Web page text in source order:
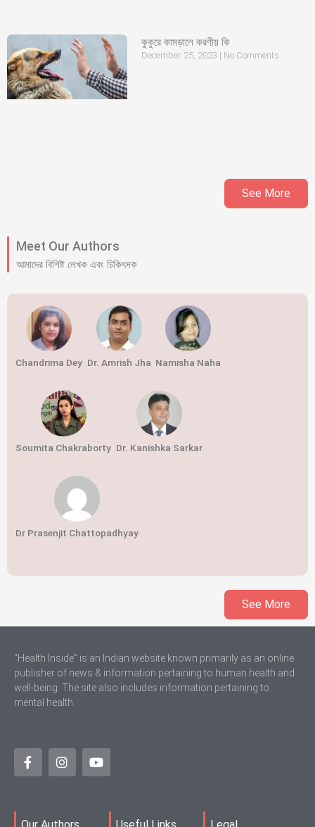
কুকুরে কামড়ালে করণীয় কি
December 25, 2023 No Comments
See More
Meet Our Authors
আমাদের বিশিষ্ট লেখক এবং চিকিৎসক
Chandrima Dey Dr. Amrish Jha Namisha Naha
Soumita Chakraborty Dr. Kanishka Sarkar
Dr Prasenjit Chattopadhyay
See More
“Health Inside” is an Indian website known primarily as an online
publisher of news & information pertaining to human health and
well-being. The site also includes information pertaining to
mental health.